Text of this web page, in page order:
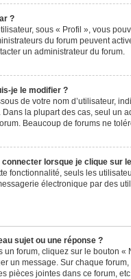
?
sous « Profil », vous
du forum peuvent
un administrateur du forum.
je le modifier ?
de votre nom d’utilisateur,
la plupart des cas, seul un
Beaucoup de forums ne
connecter lorsque je clique sur
fonctionnalité, seuls les
électronique par des
sujet ou une réponse ?
un forum, cliquez sur le bouton
un message. Sur chaque
pièces jointes dans ce forum,